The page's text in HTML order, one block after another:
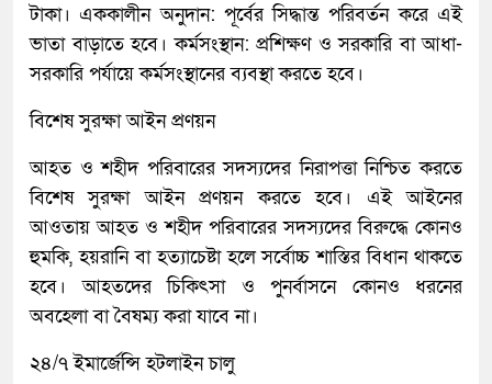
টাকা। এককালীন অনুদান: পূর্বের সিদ্ধান্ত পরিবর্তন করে এই
ভাতা বাড়াতে হবে। কর্মসংস্থান: প্রশিক্ষণ ও সরকারি বা আধা-
সরকারি পর্যায়ে কর্মসংস্থানের ব্যবস্থা করতে হবে।
বিশেষ সুরক্ষা আইন প্রণয়ন
আহত ও শহীদ পরিবারের সদস্যদের নিরাপত্তা নিশ্চিত করতে
বিশেষ সুরক্ষা আইন প্রণয়ন করতে হবে। এই আইনের
আওতায় আহত ও শহীদ পরিবারের সদস্যদের বিরুদ্ধে কোনও
হুমকি, হয়রানি বা হত্যাচেষ্টা হলে সর্বোচ্চ শাস্তির বিধান থাকতে
হবে। আহতদের চিকিৎসা ও পুনর্বাসনে কোনও ধরনের
অবহেলা বা বৈষম্য করা যাবে না।
২৪/৭ ইমার্জেন্সি হটলাইন চালু